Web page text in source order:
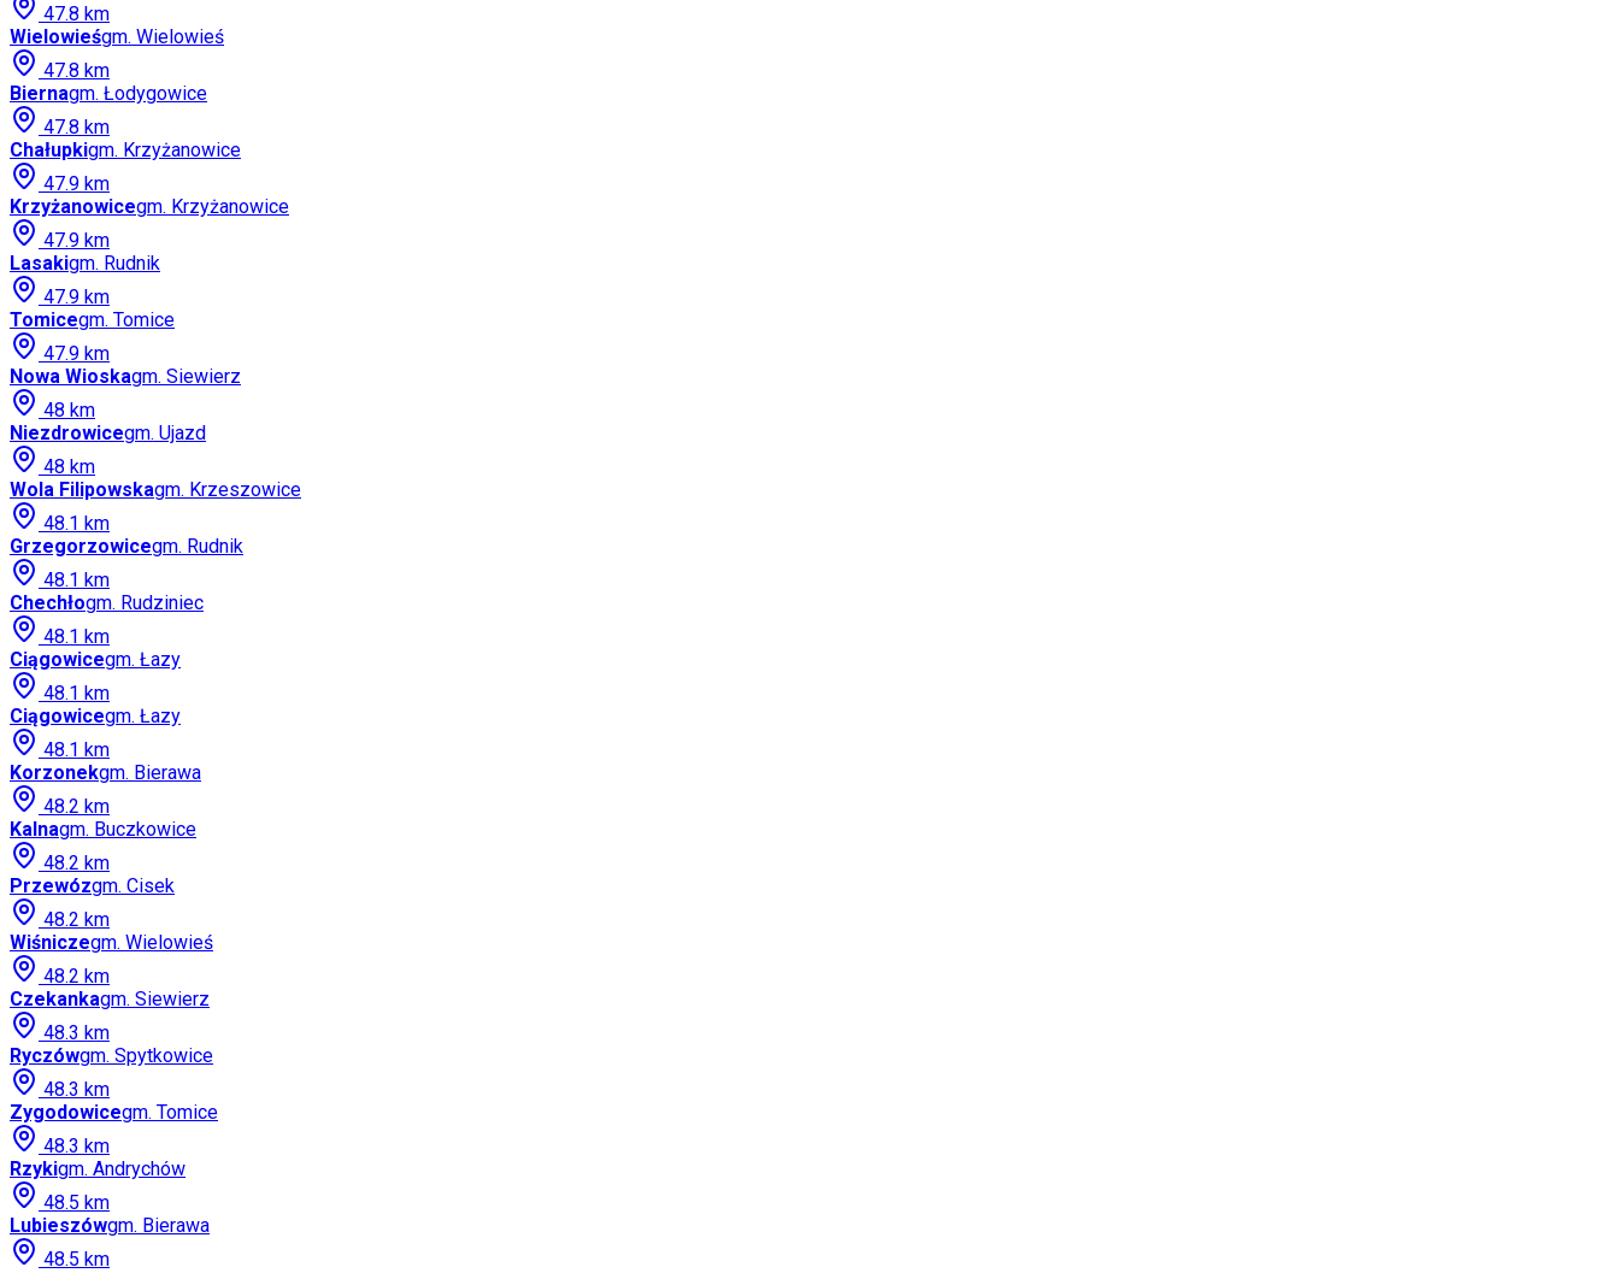
47.8 km
Wielowieśgm. Wielowieś
47.8 km
Biernagm. Łodygowice
47.8 km
Chałupkigm. Krzyżanowice
47.9 km
Krzyżanowicegm. Krzyżanowice
47.9 km
Lasakigm. Rudnik
47.9 km
Tomicegm. Tomice
47.9 km
Nowa Wioskagm. Siewierz
48 km
Niezdrowicegm. Ujazd
48 km
Wola Filipowskagm. Krzeszowice
48.1 km
Grzegorzowicegm. Rudnik
48.1 km
Chechłogm. Rudziniec
48.1 km
Ciągowicegm. Łazy
48.1 km
Ciągowicegm. Łazy
48.1 km
Korzonekgm. Bierawa
48.2 km
Kalnagm. Buczkowice
48.2 km
Przewózgm. Cisek
48.2 km
Wiśniczegm. Wielowieś
48.2 km
Czekankagm. Siewierz
48.3 km
Ryczówgm. Spytkowice
48.3 km
Zygodowicegm. Tomice
48.3 km
Rzykigm. Andrychów
48.5 km
Lubieszówgm. Bierawa
48.5 km